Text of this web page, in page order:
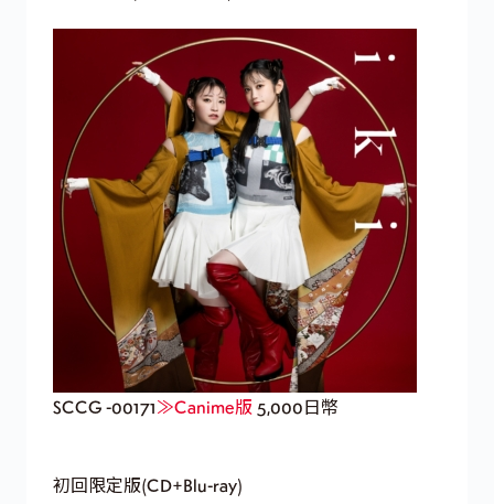
SCCG -00171≫Canime版 5,000日幣
初回限定版(CD+Blu-ray)